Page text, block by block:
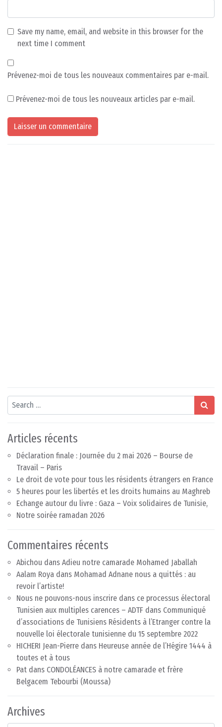
Save my name, email, and website in this browser for the
next time I comment
Prévenez-moi de tous les nouveaux commentaires par e-mail.
Prévenez-moi de tous les nouveaux articles par e-mail.
Search
Articles récents
Déclaration finale : Journée du 2 mai 2026 – Bourse de
Travail – Paris
Le droit de vote pour tous les résidents étrangers en France
5 heures pour les libertés et les droits humains au Maghreb
Echange autour du livre : Gaza – Voix solidaires de Tunisie,
Notre soirée ramadan 2026
Commentaires récents
Abichou dans Adieu notre camarade Mohamed Jaballah
Aalam Roya dans Mohamad Adnane nous a quittés : au
revoir l’artiste!
Nous ne pouvons-nous inscrire dans ce processus électoral
Tunisien aux multiples carences – ADTF dans Communiqué
d’associations de Tunisiens Résidents à l’Etranger contre la
nouvelle loi électorale tunisienne du 15 septembre 2022
HICHERI Jean-Pierre dans Heureuse année de l’Hégire 1444 à
toutes et à tous
Pat dans CONDOLÉANCES à notre camarade et frère
Belgacem Tebourbi (Moussa)
Archives